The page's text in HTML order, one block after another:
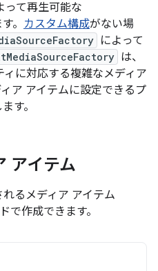
って再生可能な
。 カスタム構成がない場
によって
は、
に対応する複雑なメディア
ア アイテムに設定できるプ
す。
アイテム
るメディア アイテム
で作成できます。